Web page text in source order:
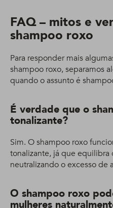
FAQ – mitos e
shampoo roxo
Para responder mais
shampoo roxo, separamos
quando o assunto é
É verdade que o
tonalizante?
Sim. O shampoo roxo
tonalizante, já que
neutralizando o excesso de
O shampoo roxo
mulheres